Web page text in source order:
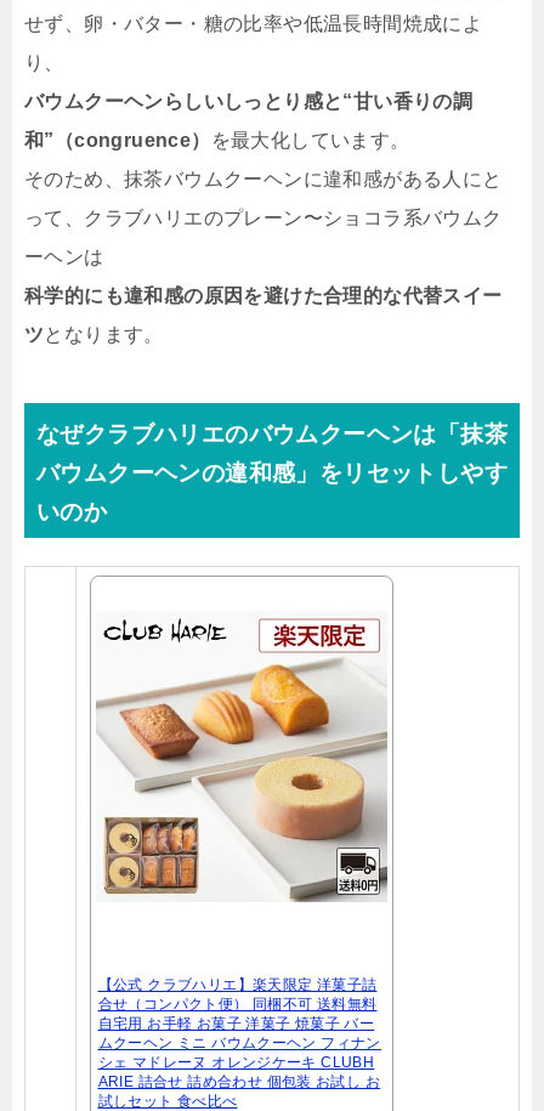
せず、卵・バター・糖の比率や低温長時間焼成によ
り、
バウムクーヘンらしいしっとり感と“甘い香りの調
和”（congruence）
を最大化しています。
そのため、抹茶バウムクーヘンに違和感がある人にと
って、クラブハリエのプレーン〜ショコラ系バウムク
ーヘンは
科学的にも違和感の原因を避けた合理的な代替スイー
ツとなります。
なぜクラブハリエのバウムクーヘンは「抹茶
バウムクーヘンの違和感」をリセットしやす
いのか
【公式 クラブハリエ】楽天限定 洋菓子詰
合せ（コンパクト便） 同梱不可 送料無料
自宅用 お手軽 お菓子 洋菓子 焼菓子 バー
ムクーヘン ミニ バウムクーヘン フィナン
シェ マドレーヌ オレンジケーキ CLUBH
ARIE 詰合せ 詰め合わせ 個包装 お試し お
試しセット 食べ比べ